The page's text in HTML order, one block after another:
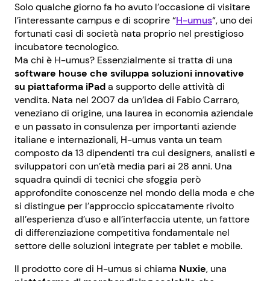
Solo qualche giorno fa ho avuto l’occasione di visitare
l’interessante campus e di scoprire “H-umus“, uno dei
fortunati casi di società nata proprio nel prestigioso
incubatore tecnologico.
Ma chi è H-umus? Essenzialmente si tratta di una
software house che sviluppa soluzioni innovative
su piattaforma iPada supporto delle attività di
vendita. Nata nel 2007 da un’idea di Fabio Carraro,
veneziano di origine, una laurea in economia aziendale
e un passato in consulenza per importanti aziende
italiane e internazionali, H-umus vanta un team
composto da 13 dipendenti tra cui designers, analisti e
sviluppatori con un’età media pari ai 28 anni. Una
squadra quindi di tecnici che sfoggia però
approfondite conoscenze nel mondo della moda e che
si distingue per l’approccio spiccatamente rivolto
all’esperienza d’uso e all’interfaccia utente, un fattore
di differenziazione competitiva fondamentale nel
settore delle soluzioni integrate per tablet e mobile.
Il prodotto core di H-umus si chiama Nuxie, una